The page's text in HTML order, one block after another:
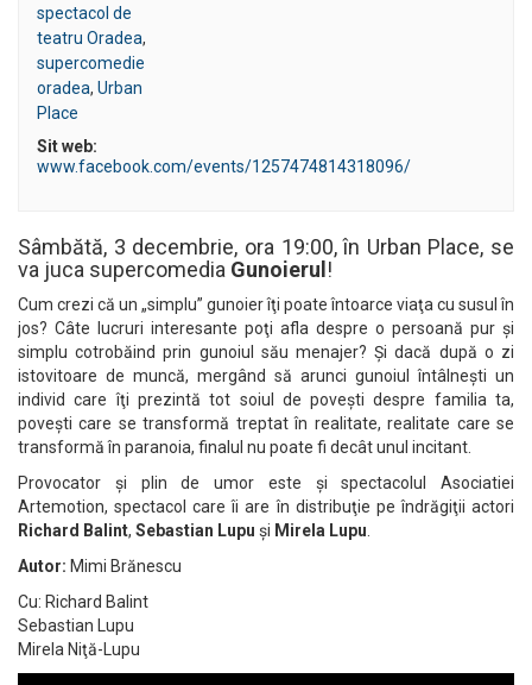
spectacol de
teatru Oradea,
supercomedie
oradea, Urban
Place
Sit web:
www.facebook.com/events/1257474814318096/
Sâmbătă, 3 decembrie, ora 19:00, în Urban Place, se
va juca supercomedia Gunoierul !
Cum crezi că un „simplu” gunoier îţi poate întoarce viaţa cu susul în
jos? Câte lucruri interesante poţi afla despre o persoană pur şi
simplu cotrobăind prin gunoiul său menajer? Şi dacă după o zi
istovitoare de muncă, mergând să arunci gunoiul întâlneşti un
individ care îţi prezintă tot soiul de poveşti despre familia ta,
poveşti care se transformă treptat în realitate, realitate care se
transformă în paranoia, finalul nu poate fi decât unul incitant.
Provocator şi plin de umor este şi spectacolul Asociatiei
Artemotion, spectacol care îi are în distribuţie pe îndrăgiţii actori
Richard Balint, Sebastian Lupu şi Mirela Lupu.
Autor: Mimi Brănescu
Cu: Richard Balint
Sebastian Lupu
Mirela Niţă-Lupu